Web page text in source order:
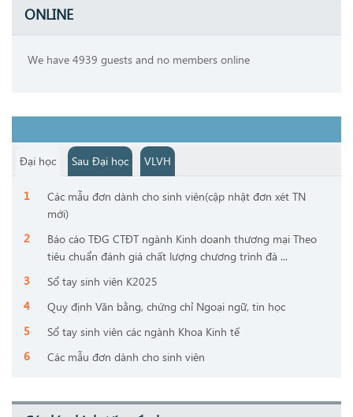
ONLINE
We have 4939 guests and no members online
Đại học Sau Đại học VLVH
Các mẫu đơn dành cho sinh viên(cập nhật đơn xét TN
mới)
Báo cáo TĐG CTĐT ngành Kinh doanh thương mại Theo
tiêu chuẩn đánh giá chất lượng chương trình đà ...
Sổ tay sinh viên K2025
Quy định Văn bằng, chứng chỉ Ngoại ngữ, tin học
Sổ tay sinh viên các ngành Khoa Kinh tế
Các mẫu đơn dành cho sinh viên